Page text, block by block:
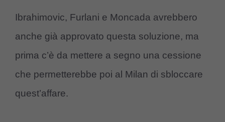
Ibrahimovic, Furlani e Moncada avrebbero
anche già approvato questa soluzione, ma
prima c’è da mettere a segno una cessione
che permetterebbe poi al Milan di sbloccare
quest’affare.